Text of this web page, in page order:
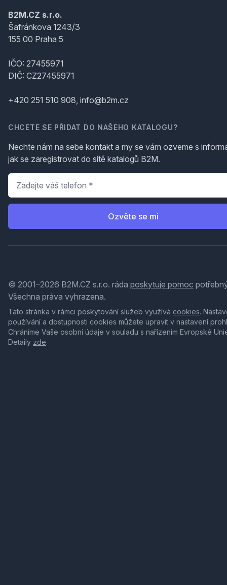
B2M.CZ s.r.o.
Šafránkova 1243/3
155 00 Praha 5
IČO: 27455971
DIČ: CZ27455971
+420 251 510 908, info@b2m.cz
CHCETE SE PŘIDAT DO NAŠEHO KATALOGU?
Nechte nám na sebe kontakt a my se vám ozveme s
jak se zaregistrovat do sítě katalogů B2M.
Telefon
Ozvěte se mi
© 2001–2026 B2M.CZ s.r.o. ráda poskytuje pomoc
Všechna práva vyhrazena.
Tato stránka v rámci poskytování služeb využívá cookies.
používání a dostupnosti cookies můžete upravit v nastavení
Chráníme Vaše osobní údaje v souladu s nařízením Evropské
Detaily zde.